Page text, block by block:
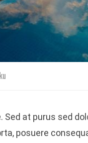
at purus sed
posuere